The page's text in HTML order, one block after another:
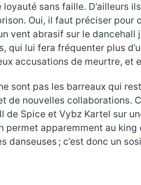
loyauté sans faille. D’ailleurs
Oui, il faut préciser pour
vent abrasif sur le dancehall
qui lui fera fréquenter plus
accusations de meurtre, et
sont pas les barreaux qui
de nouvelles collaborations.
de Spice et Vybz Kartel sur
permet apparemment au
danseuses ; c’est donc un